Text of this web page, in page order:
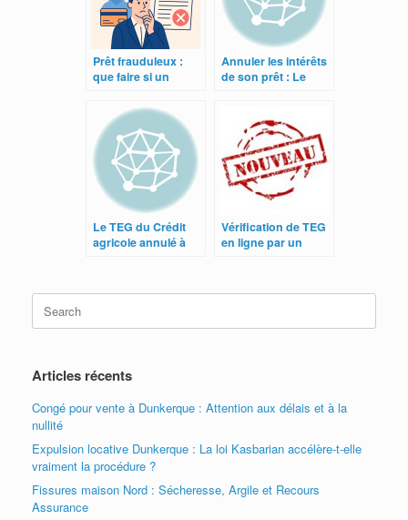
Prêt frauduleux :
que faire si un
votre nom sans
votre accord ?
Annuler les intérêts
de son prêt : Le
Le TEG du Crédit
agricole annulé à
Vérification de TEG
en ligne par un
Search
for:
Articles récents
Congé pour vente à Dunkerque : Attention aux délais et à la
nullité
Expulsion locative Dunkerque : La loi Kasbarian accélère-t-elle
vraiment la procédure ?
Fissures maison Nord : Sécheresse, Argile et Recours
Assurance